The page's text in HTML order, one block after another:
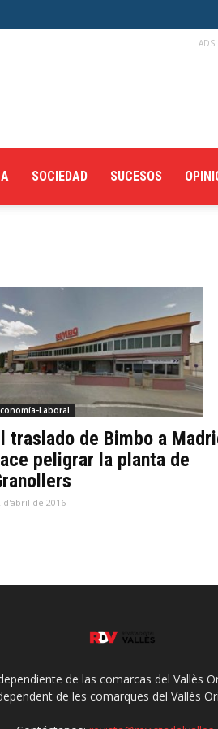
ADS
SOCIEDAD SUCESOS
Laboral
traslado de Bimbo a
peligrar la planta de
d'abril de 2016
de las comarcas del Vallès
de les comarques del Vallès